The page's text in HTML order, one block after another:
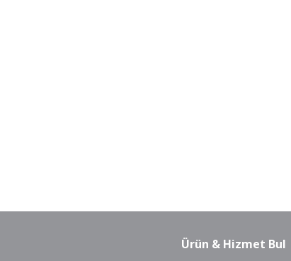
Ürün & Hizmet Bul